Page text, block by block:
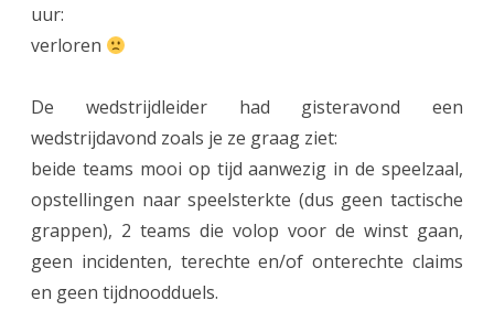
e
h
a
uur:
verloren
De wedstrijdleider had gisteravond een
wedstrijdavond zoals je ze graag ziet:
beide teams mooi op tijd aanwezig in de speelzaal,
opstellingen naar speelsterkte (dus geen tactische
grappen), 2 teams die volop voor de winst gaan,
geen incidenten, terechte en/of onterechte claims
en geen tijdnoodduels.